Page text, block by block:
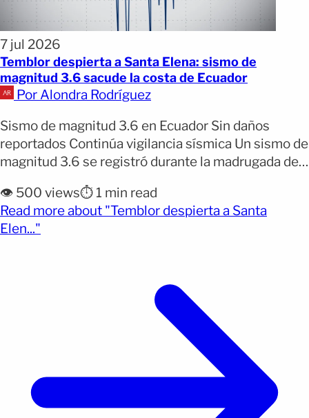
7 jul 2026
Temblor despierta a Santa Elena: sismo de
magnitud 3.6 sacude la costa de Ecuador
Por Alondra Rodríguez
Sismo de magnitud 3.6 en Ecuador Sin daños
reportados Continúa vigilancia sísmica Un sismo de
magnitud 3.6 se registró durante la madrugada de
Elena, un movimiento que fue detectado por las
autoridades sin que, hasta el momento, se reporten
personas lesionadas ni afectaciones materiales. El
👁️ 500 views⏱️ 1 min read
Read more about "Temblor despierta a Santa
Elen..."